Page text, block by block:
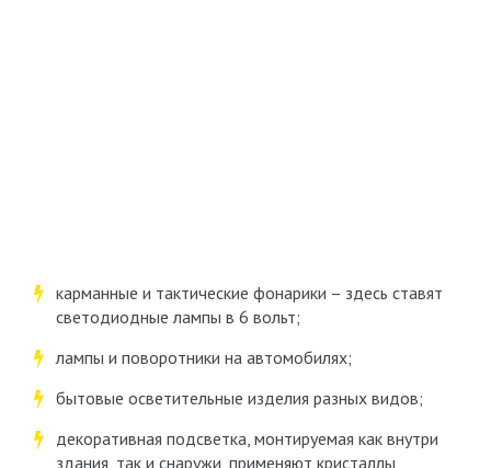
карманные и тактические фонарики – здесь ставят
светодиодные лампы в 6 вольт;
лампы и поворотники на автомобилях;
бытовые осветительные изделия разных видов;
декоративная подсветка, монтируемая как внутри
здания, так и снаружи, применяют кристаллы,